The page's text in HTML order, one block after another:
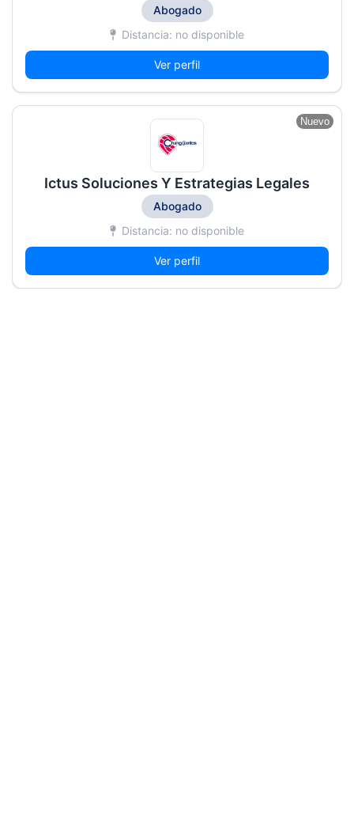
Abogado
Distancia: no disponible
Ver perfil
Nuevo
Ictus Soluciones Y Estrategias Legales
Abogado
Distancia: no disponible
Ver perfil